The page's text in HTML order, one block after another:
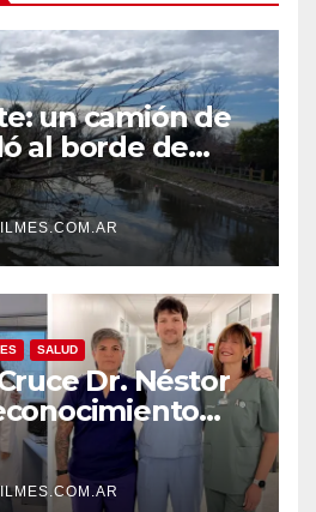
un camión de
al borde de
Las Piedras
SALUD
Dr. Néstor
a la calidad de